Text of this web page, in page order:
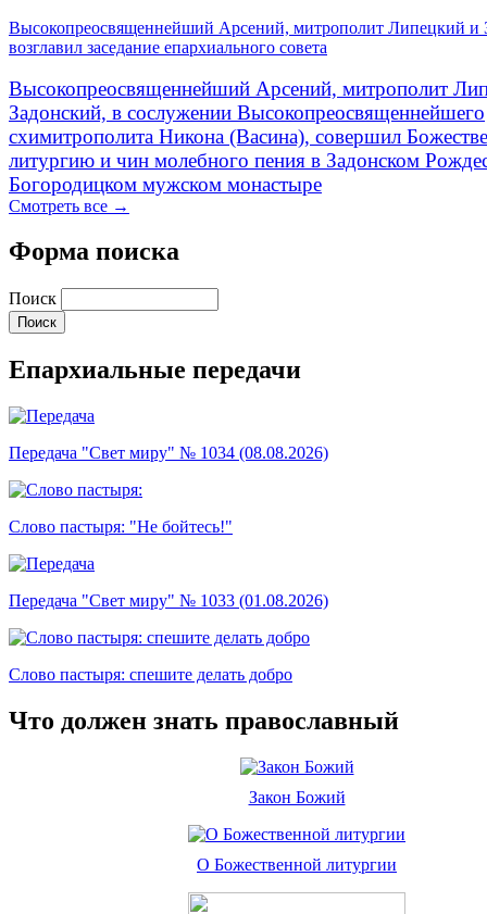
Высокопреосвященнейший Арсений, митрополит Липецкий и
возглавил заседание епархиального совета
Высокопреосвященнейший Арсений, митрополит
Задонский, в сослужении Высокопреосвященнейшего
схимитрополита Никона (Васина), совершил
литургию и чин молебного пения в Задонском
Богородицком мужском монастыре
Смотреть все →
Форма поиска
Поиск
Епархиальные передачи
Передача "Свет миру" № 1034 (08.08.2026)
Слово пастыря: "Не бойтесь!"
Передача "Свет миру" № 1033 (01.08.2026)
Слово пастыря: спешите делать добро
Что должен знать православный
Закон Божий
О Божественной литургии